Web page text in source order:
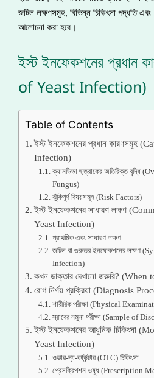
জটিল লক্ষণসমূহ, বিভিন্ন চিকিৎসা পদ্ধতি এবং
আলোচনা করা হবে।
ইস্ট ইনফেকশনের প্রধান
of Yeast Infection)
Table of Contents
ইস্ট ইনফেকশনের প্রধান কারণসমূহ
Infection)
ক্যানডিডা ছত্রাকের অতিরিক্ত
Fungus)
ঝুঁকিপূর্ণ বিষয়সমূহ (Risk Factors)
ইস্ট ইনফেকশনের সাধারণ লক্ষণ
Yeast Infection)
প্রাথমিক এবং সাধারণ লক্ষণ
জটিল বা গুরুতর ইনফেকশনের লক্ষণ
Infection)
কখন ডাক্তার দেখানো জরুরি?
রোগ নির্ণয় প্রক্রিয়া (Diagnosis
শারীরিক পরীক্ষা (Physical
স্রাবের নমুনা পরীক্ষা (Sample of
ইস্ট ইনফেকশনের আধুনিক চিকিৎসা
Yeast Infection)
ওভার-দ্য-কাউন্টার (OTC) চিকিৎসা
প্রেসক্রিপশন ওষুধ (Prescription